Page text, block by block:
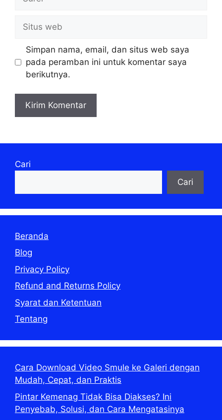
Situs
web
Simpan nama, email, dan situs web saya
pada peramban ini untuk komentar saya
berikutnya.
Cari
Cari
Beranda
Blog
Privacy Policy
Refund and Returns Policy
Syarat dan Ketentuan
Tentang
Cara Download Video Smule ke Galeri dengan
Mudah, Cepat, dan Praktis
Pintar Kemenag Tidak Bisa Diakses? Ini
Penyebab, Solusi, dan Cara Mengatasinya